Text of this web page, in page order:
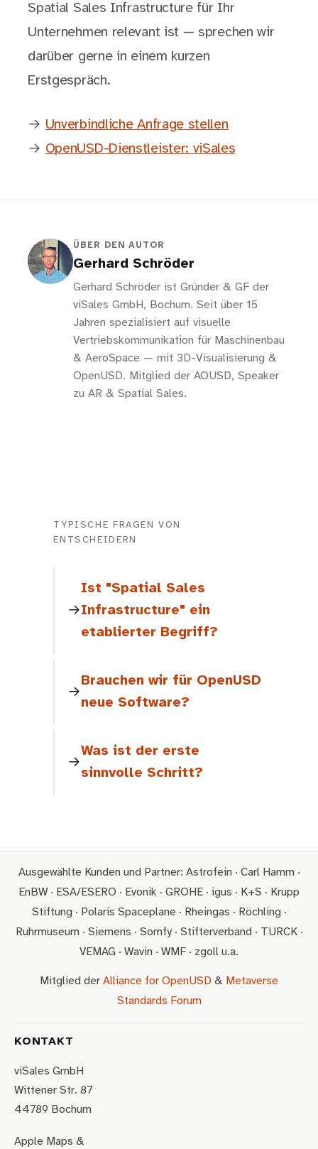
Spatial Sales Infrastructure für Ihr
Unternehmen relevant ist — sprechen wir
darüber gerne in einem kurzen
Erstgespräch.
→ Unverbindliche Anfrage stellen
→ OpenUSD-Dienstleister: viSales
ÜBER DEN AUTOR
Gerhard Schröder
Gerhard Schröder ist Gründer & GF der
viSales GmbH, Bochum. Seit über 15
Jahren spezialisiert auf visuelle
Vertriebskommunikation für Maschinenbau
& AeroSpace — mit 3D-Visualisierung &
OpenUSD. Mitglied der AOUSD, Speaker
zu AR & Spatial Sales.
TYPISCHE FRAGEN VON
ENTSCHEIDERN
Ist "Spatial Sales
Infrastructure" ein
etablierter Begriff?
Brauchen wir für OpenUSD
neue Software?
Was ist der erste
sinnvolle Schritt?
Ausgewählte Kunden und Partner: Astrofein · Carl Hamm ·
EnBW · ESA/ESERO · Evonik · GROHE · igus · K+S · Krupp
Stiftung · Polaris Spaceplane · Rheingas · Röchling ·
Ruhrmuseum · Siemens · Somfy · Stifterverband · TURCK ·
VEMAG · Wavin · WMF · zgoll u.a.
Mitglied der Alliance for OpenUSD & Metaverse
Standards Forum
KONTAKT
viSales GmbH
Wittener Str. 87
44789 Bochum
Apple Maps &